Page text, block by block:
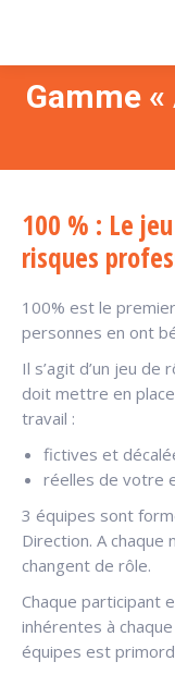
Gamme
100 % : Le
risques
100% est le
personnes en ont
Il s’agit d’un jeu
doit mettre en
travail :
fictives et
réelles de votre
3 équipes sont
Direction. A chaque
changent de rôle.
Chaque participant
inhérentes à
équipes est